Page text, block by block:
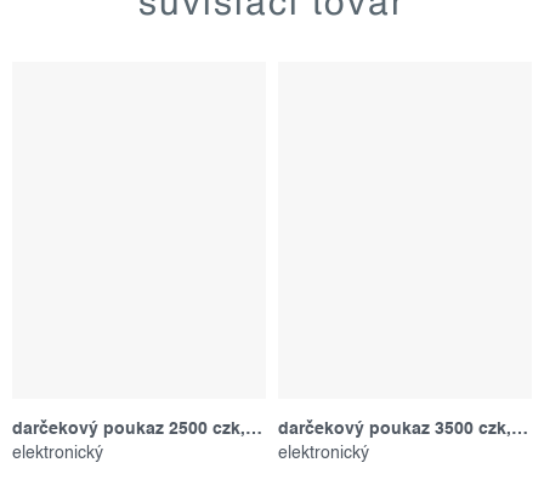
darčekový poukaz 2500 czk, s platnosťou 12 mesiacov
elektronický
darčekový poukaz 3500 czk, s platnosťou 12 mesiacov
elektronický